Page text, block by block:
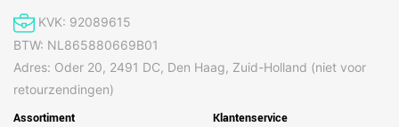
KVK: 92089615
BTW: NL865880669B01
Adres: Oder 20, 2491 DC, Den Haag, Zuid-Holland (niet voor
retourzendingen)
Assortiment Klantenservice